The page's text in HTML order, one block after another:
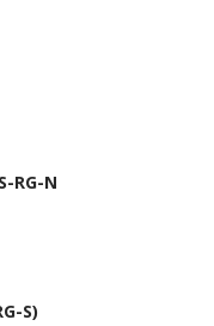
RG-N
S)